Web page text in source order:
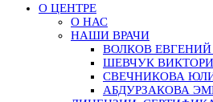
О ЦЕНТРЕ
О НАС
НАШИ ВРАЧИ
ВОЛКОВ
ШЕВЧУК
СВЕЧНИКОВА
АБДУРЗАКОВА